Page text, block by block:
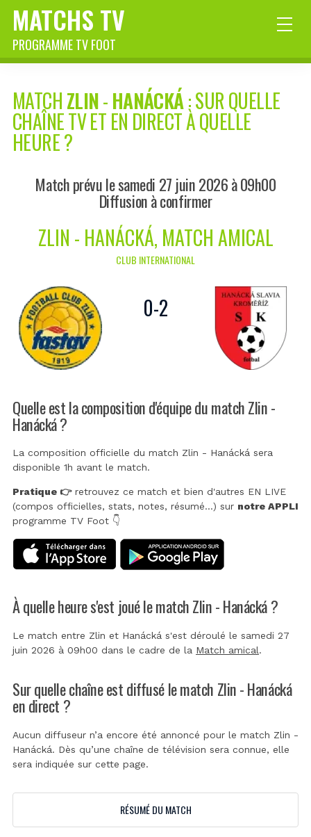
MATCHS TV
PROGRAMME TV FOOT
MATCHZLIN-HANÁCKÁ: SUR QUELLE
CHAÎNE TV ET EN DIRECT À QUELLE
HEURE ?
Match prévu le samedi 27 juin 2026 à 09h00
Diffusion à confirmer
ZLIN - HANÁCKÁ, MATCH AMICAL
CLUB INTERNATIONAL
0-2
Quelle est la composition d'équipe du match Zlin -
Hanácká ?
La composition officielle du match Zlin - Hanácká sera
disponible 1h avant le match.
Pratique 👉retrouvez ce match et bien d'autres EN LIVE
(compos officielles, stats, notes, résumé...) sur notre APPLI
programme TV Foot 👇
À quelle heure s'est joué le match Zlin - Hanácká ?
Le match entre Zlin et Hanácká s'est déroulé le samedi 27
juin 2026 à 09h00 dans le cadre de la Match amical.
Sur quelle chaîne est diffusé le match Zlin - Hanácká
en direct ?
Aucun diffuseur n’a encore été annoncé pour le match Zlin -
Hanácká. Dès qu’une chaîne de télévision sera connue, elle
sera indiquée sur cette page.
RÉSUMÉ DU MATCH